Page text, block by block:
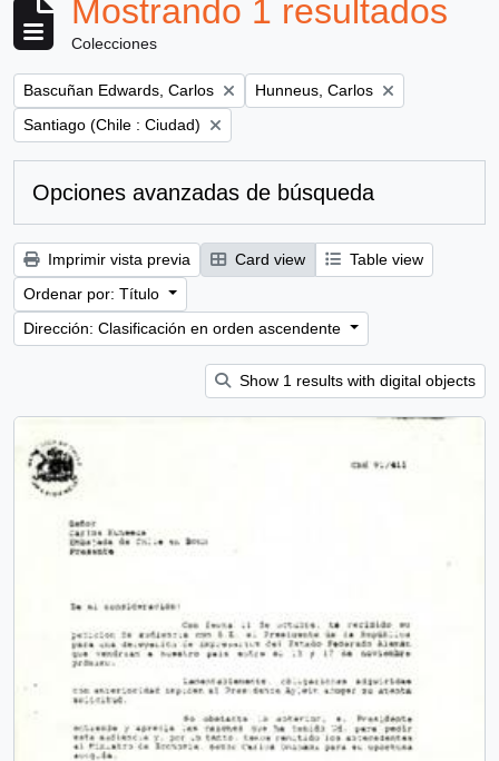
Mostrando 1 resultados
Colecciones
Remove filter:
Bascuñan Edwards, Carlos Remove filter:
Hunneus, Carlos
Remove filter:
Santiago (Chile : Ciudad)
Opciones avanzadas de búsqueda
Imprimir vista previa Card view
Table view
Ordenar por: Título
Dirección: Clasificación en orden ascendente
Show 1 results with digital objects